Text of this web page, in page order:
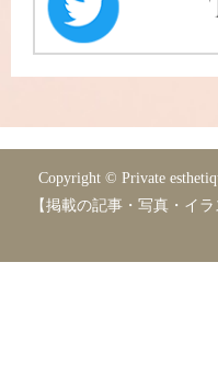
Copyright © Private
【掲載の記事・写真・イ